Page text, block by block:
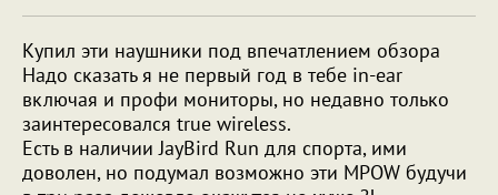
Купил эти наушники под впечатлением обзора
Надо сказать я не первый год в тебе in-ear
включая и профи мониторы, но недавно только
заинтересовался true wireless.
Есть в наличии JayBird Run для спорта, ими
доволен, но подумал возможно эти MPOW будучи